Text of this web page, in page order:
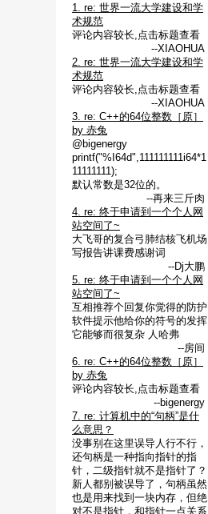
1. re: 世界一流大学建设和学
术规范
评论内容较长,点击标题查看
--XIAOHUA
2. re: 世界一流大学建设和学
术规范
评论内容较长,点击标题查看
--XIAOHUA
3. re: C++的64位整数［原］
by 赤兔
@bigenergy
printf("%I64d",111111111i64*1
11111111);
默认常数是32位的。
--再来三斤肉
4. re: 终于申请到一个个人网
站空间了~
大飞哥的复合弓肺结核飞机场
写报告讲课费感谢词
--Dj大鹏
5. re: 终于申请到一个个人网
站空间了~
互相推荐个回复你觉得的防护
软件提示他给你的符号的发挥
它能够而很复杂 人哈弗
--房间
6. re: C++的64位整数［原］
by 赤兔
评论内容较长,点击标题查看
--bigenergy
7. re: 计算机中的“句柄”是什
么意思？
没事别在这里误导人行不行，
还句柄是一种指向指针的指
针，二级指针就不是指针了？
新人都别被误导了，句柄虽然
也是用来找到一块内存，但绝
对不是指针，和指针一点关系